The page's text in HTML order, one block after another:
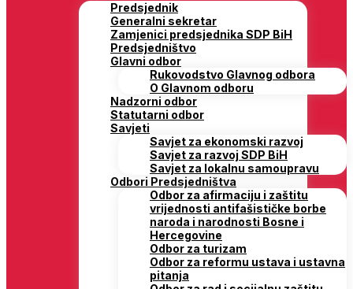
Predsjednik
Generalni sekretar
Zamjenici predsjednika SDP BiH
Predsjedništvo
Glavni odbor
Rukovodstvo Glavnog odbora
O Glavnom odboru
Nadzorni odbor
Statutarni odbor
Savjeti
Savjet za ekonomski razvoj
Savjet za razvoj SDP BiH
Savjet za lokalnu samoupravu
Odbori Predsjedništva
Odbor za afirmaciju i zaštitu
vrijednosti antifašističke borbe
naroda i narodnosti Bosne i
Hercegovine
Odbor za turizam
Odbor za reformu ustava i ustavna
pitanja